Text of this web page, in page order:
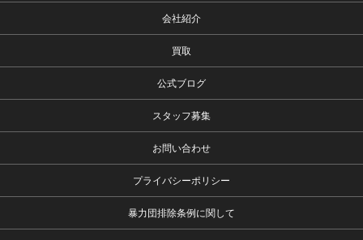
会社紹介
買取
公式ブログ
スタッフ募集
お問い合わせ
プライバシーポリシー
暴力団排除条例に関して